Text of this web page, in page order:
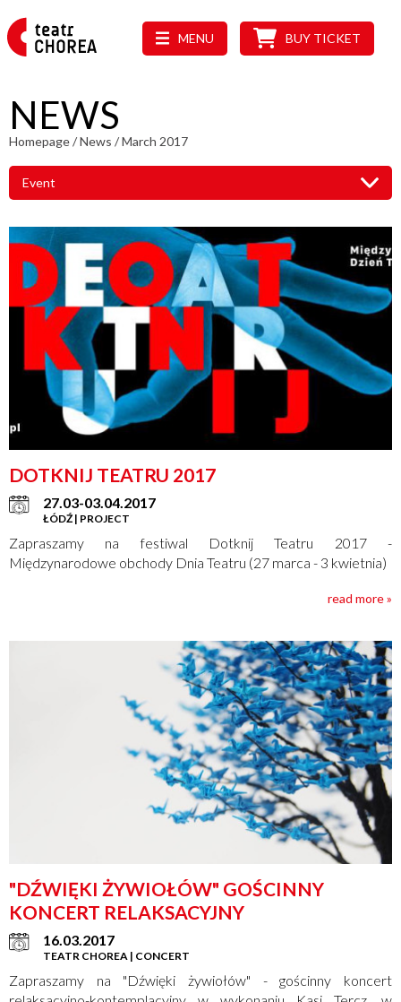
MENU BUY TICKET
NEWS
Homepage/News /March 2017
Event
DOTKNIJ TEATRU 2017
27.03-03.04.2017
ŁÓDŹ | PROJECT
Zapraszamy na festiwal Dotknij Teatru 2017 -
Międzynarodowe obchody Dnia Teatru (27 marca - 3 kwietnia)
read more »
"DŹWIĘKI ŻYWIOŁÓW" GOŚCINNY
KONCERT RELAKSACYJNY
16.03.2017
TEATR CHOREA | CONCERT
Zapraszamy na "Dźwięki żywiołów" - gościnny koncert